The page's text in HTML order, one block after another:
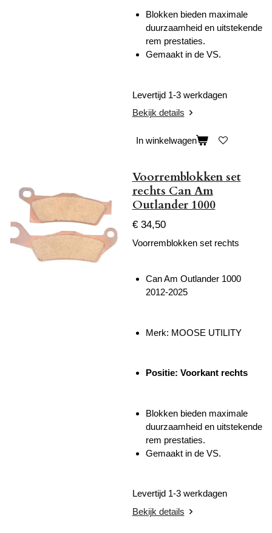
Blokken bieden maximale
duurzaamheid en uitstekende
rem prestaties.
Gemaakt in de VS.
Levertijd 1-3 werkdagen
Bekijk details
In winkelwagen
Voorremblokken set
rechts Can Am
Outlander 1000
€ 34,50
Voorremblokken set rechts
Can Am Outlander 1000
2012-2025
Merk: MOOSE UTILITY
Positie: Voorkant rechts
Blokken bieden maximale
duurzaamheid en uitstekende
rem prestaties.
Gemaakt in de VS.
Levertijd 1-3 werkdagen
Bekijk details